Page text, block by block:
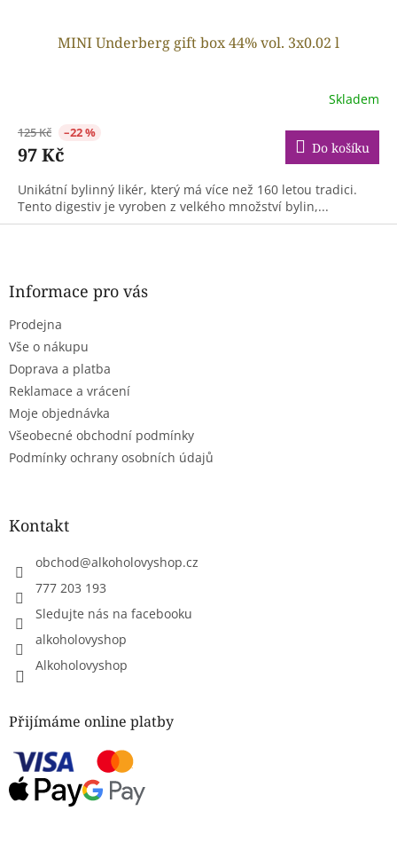
MINI Underberg gift box 44% vol. 3x0.02 l
Skladem
125 Kč –22 %
97 Kč Do košíku
Unikátní bylinný likér, který má více než 160 letou tradici.
Tento digestiv je vyroben z velkého množství bylin,...
Z
Informace pro vás
Prodejna
Vše o nákupu
Doprava a platba
Reklamace a vrácení
Moje objednávka
Všeobecné obchodní podmínky
Podmínky ochrany osobních údajů
Kontakt
obchod@alkoholovyshop.cz
777 203 193
Sledujte nás na facebooku
alkoholovyshop
Alkoholovyshop
Přijímáme online platby